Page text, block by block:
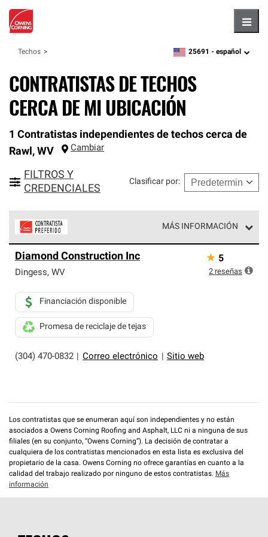
Techos zipcode, language
25691 - español
CONTRATISTAS DE TECHOS
CERCA DE MI UBICACIÓN
1 Contratistas independientes de techos cerca de
Rawl, WV Cambiar
FILTROS Y
CREDENCIALES
Clasificar por:
MÁS INFORMACIÓN
parte de una red exclusiva de profesionales de techos
que cumplen con altos estándares y requisitos estrictos
Diamond Construction Inc
Dingess, WV
(304) 470-0832 Correo electrónico Sitio web
Financiación disponible
Promesa de reciclaje de tejas
★ 5
2 reseñas
Los contratistas que se enumeran aquí son independientes y no están
asociados a Owens Corning Roofing and Asphalt, LLC ni a ninguna de sus
filiales (en su conjunto, “Owens Corning”). La decisión de contratar a
cualquiera de los contratistas mencionados en esta lista es exclusiva del
propietario de la casa. Owens Corning no ofrece garantías en cuanto a la
calidad del trabajo realizado por ninguno de estos contratistas. Más
información